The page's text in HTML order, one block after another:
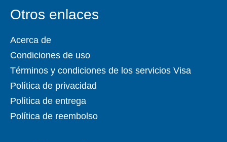
Otros enlaces
Acerca de
Condiciones de uso
Términos y condiciones de los servicios Visa
Política de privacidad
Política de entrega
Política de reembolso